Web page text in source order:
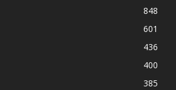
848
601
436
400
385